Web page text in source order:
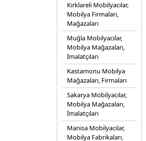
Kırklareli Mobilyacılar,
Mobilya Firmaları,
Mağazaları
Muğla Mobilyacılar,
Mobilya Mağazaları,
İmalatçıları
Kastamonu Mobilya
Mağazaları, Firmaları
Sakarya Mobilyacılar,
Mobilya Mağazaları,
İmalatçıları
Manisa Mobilyacılar,
Mobilya Fabrikaları,